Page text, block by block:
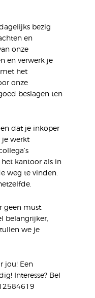
bezig
en
onze
en verwerk je
het
onze
beslagen ten
dat je inkoper
je werkt
het kantoor als in
weg te vinden.
geen must.
belangrijker,
we je
jou! Een
Interesse? Bel